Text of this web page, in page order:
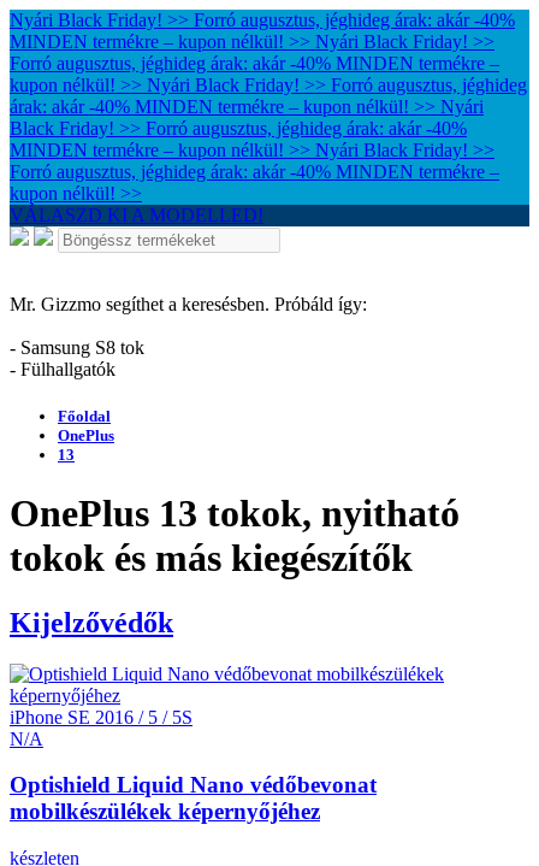
Nyári Black Friday! >> Forró augusztus, jéghideg árak: akár -40%
MINDEN termékre – kupon nélkül! >> Nyári Black Friday! >>
Forró augusztus, jéghideg árak: akár -40% MINDEN termékre –
kupon nélkül! >> Nyári Black Friday! >> Forró augusztus, jéghideg
árak: akár -40% MINDEN termékre – kupon nélkül! >> Nyári
Black Friday! >> Forró augusztus, jéghideg árak: akár -40%
MINDEN termékre – kupon nélkül! >> Nyári Black Friday! >>
Forró augusztus, jéghideg árak: akár -40% MINDEN termékre –
kupon nélkül! >>
VÁLASZD KI A MODELLED!
Mr. Gizzmo segíthet a keresésben. Próbáld így:
- Samsung S8 tok
- Fülhallgatók
Főoldal
OnePlus
13
OnePlus 13 tokok, nyitható
tokok és más kiegészítők
Kijelzővédők
iPhone SE 2016 / 5 / 5S
N/A
Optishield Liquid Nano védőbevonat
mobilkészülékek képernyőjéhez
készleten